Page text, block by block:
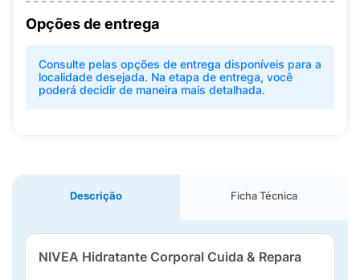
Opções de entrega
Consulte pelas opções de entrega disponíveis para a
localidade desejada. Na etapa de entrega, você
poderá decidir de maneira mais detalhada.
Descrição Ficha Técnica
NIVEA Hidratante Corporal Cuida & Repara